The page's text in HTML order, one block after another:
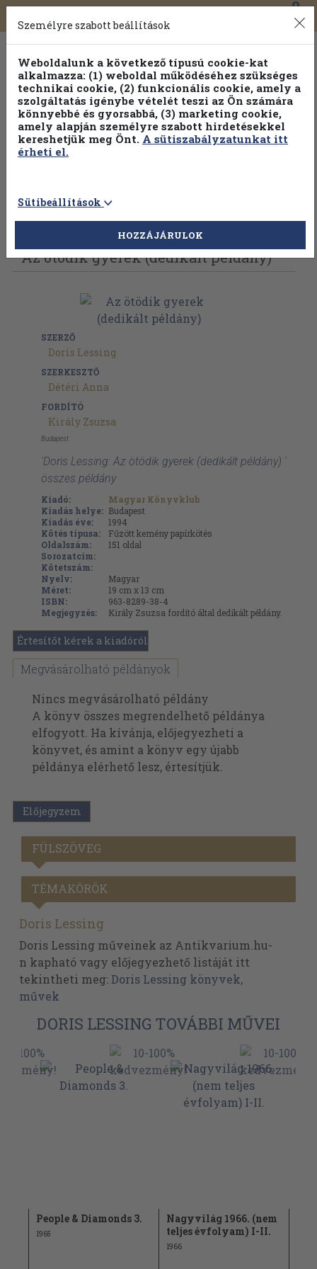
Toggle
navigation
0
Válogasson több mint 1.000.000 kiadványunk közül
100% kedvezménnyel!
Vissza az előző oldalra Válasszon példányt
Az ötödik gyerek (dedikált példány)
SZERZŐ
Doris Lessing
SZERKESZTŐ
Détéri Anna
FORDÍTÓ
Király Zsuzsa
Budapest
'Doris Lessing: Az ötödik gyerek (dedikált példány) '
összes példány
Kiadó:
Magyar Könyvklub
Kiadás helye: Budapest
Kiadás éve:
1994
Kötés típusa:
Fűzött kemény papírkötés
Oldalszám:
151 oldal
Sorozatcím:
Kötetszám:
Nyelv:
Magyar
Méret:
19 cm x 13 cm
ISBN:
963-8289-38-4
Megjegyzés:
Király Zsuzsa fordító által dedikált példány.
Értesítőt kérek a kiadóról
Megvásárolható példányok
Nincs megvásárolható példány
A könyv összes megrendelhető példánya
elfogyott. Ha kívánja, előjegyezheti a
könyvet, és amint a könyv egy újabb
példánya elérhető lesz, értesítjük.
Előjegyzem
FÜLSZÖVEG
TÉMAKÖRÖK
Doris Lessing
Doris Lessing műveinek az Antikvarium.hu-
n kapható vagy előjegyezhető listáját itt
tekintheti meg:Doris Lessing könyvek,
művek
DORIS LESSING TOVÁBBI MŰVEI
People & Diamonds 3.
1965
Nagyvilág 1966. (nem
teljes évfolyam) I-II.
1966
Személyre szabott beállítások
Weboldalunk a következő típusú cookie-kat
alkalmazza: (1) weboldal működéséhez szükséges
technikai cookie, (2) funkcionális cookie, amely a
szolgáltatás igénybe vételét teszi az Ön számára
könnyebbé és gyorsabbá, (3) marketing cookie,
amely alapján személyre szabott hirdetésekkel
kereshetjük meg Önt. A sütiszabályzatunkat itt
érheti el.
Sütibeállítások
HOZZÁJÁRULOK